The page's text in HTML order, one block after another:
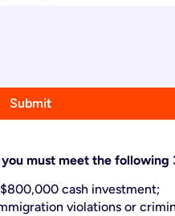
Submit
must meet the following
cash investment;
violations or